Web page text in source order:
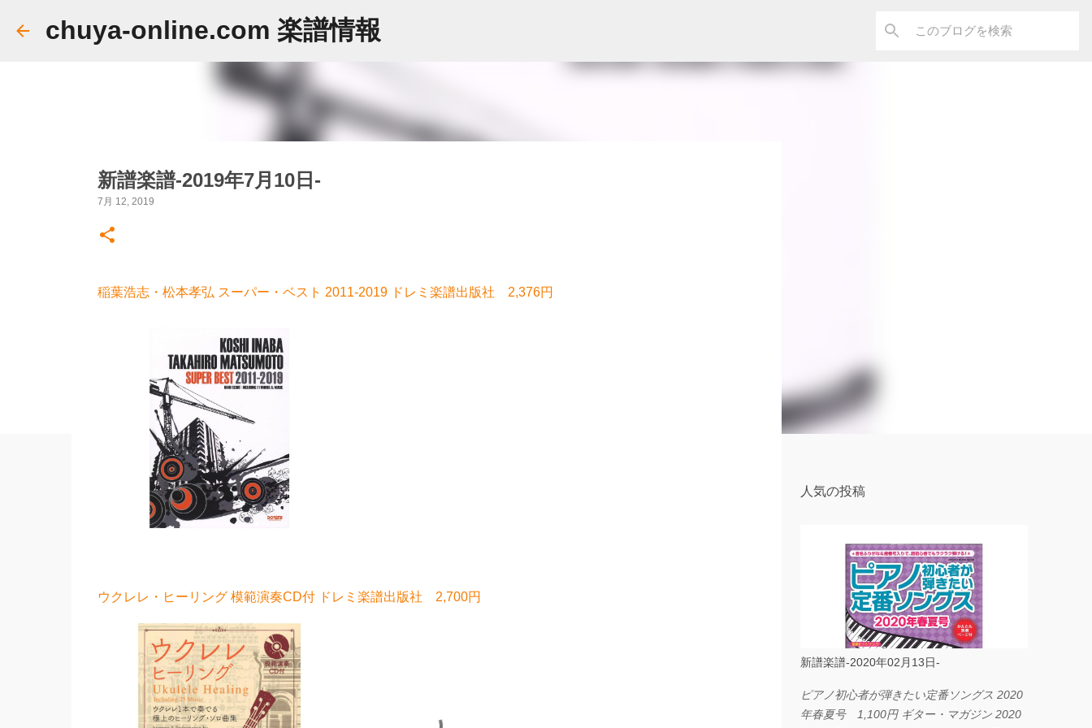
chuya-online.com 楽譜情報
新譜楽譜-2019年7月10日-
7月 12, 2019
稲葉浩志・松本孝弘 スーパー・ベスト 2011-2019 ドレミ楽譜出版社 2,376円
ウクレレ・ヒーリング 模範演奏CD付 ドレミ楽譜出版社 2,700円
人気の投稿
新譜楽譜-2020年02月13日-
ピアノ初心者が弾きたい定番ソングス 2020
年春夏号 1,100円 ギター・マガジン 2020